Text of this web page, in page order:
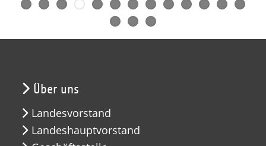
Über uns
Landesvorstand
Landeshauptvorstand